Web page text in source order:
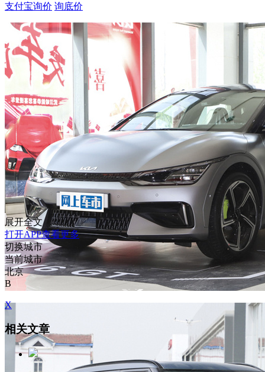
支付宝询价 询底价
展开全文
打开APP查看更多
切换城市
当前城市
北京
B
X
相关文章